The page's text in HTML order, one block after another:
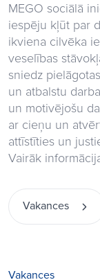
MEGO sociālā
iespēju kļūt par
ikviena cilvēka
veselības
sniedz
un atbalstu
un motivējošu
ar cieņu un
attīstīties un
Vairāk
Vakances
Vakances